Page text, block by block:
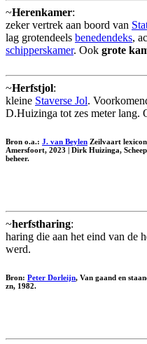
~Herenkamer:
zeker vertrek aan boord van
lag grotendeels benedendeks,
schipperskamer. Ook grote
~Herfstjol:
kleine Staverse Jol.
D.Huizinga tot zes meter lang.
Bron o.a.: J. van Beylen Zeilvaart
Amersfoort, 2023 | Dirk Huizinga,
beheer.
~herfstharing:
haring die aan het eind van de
werd.
Bron: Peter Dorleijn, Van gaand en
zn, 1982.